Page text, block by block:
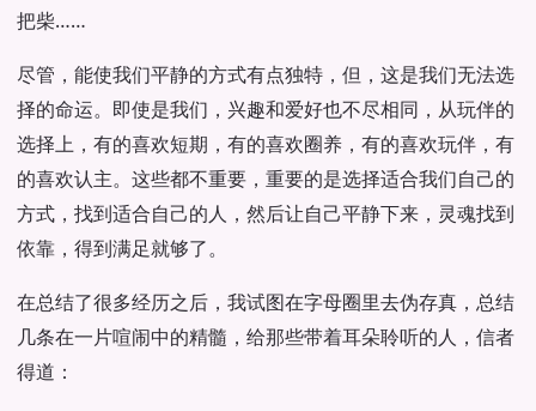
把柴……
尽管，能使我们平静的方式有点独特，但，这是我们无法选
择的命运。即使是我们，兴趣和爱好也不尽相同，从玩伴的
选择上，有的喜欢短期，有的喜欢圈养，有的喜欢玩伴，有
的喜欢认主。这些都不重要，重要的是选择适合我们自己的
方式，找到适合自己的人，然后让自己平静下来，灵魂找到
依靠，得到满足就够了。
在总结了很多经历之后，我试图在字母圈里去伪存真，总结
几条在一片喧闹中的精髓，给那些带着耳朵聆听的人，信者
得道：